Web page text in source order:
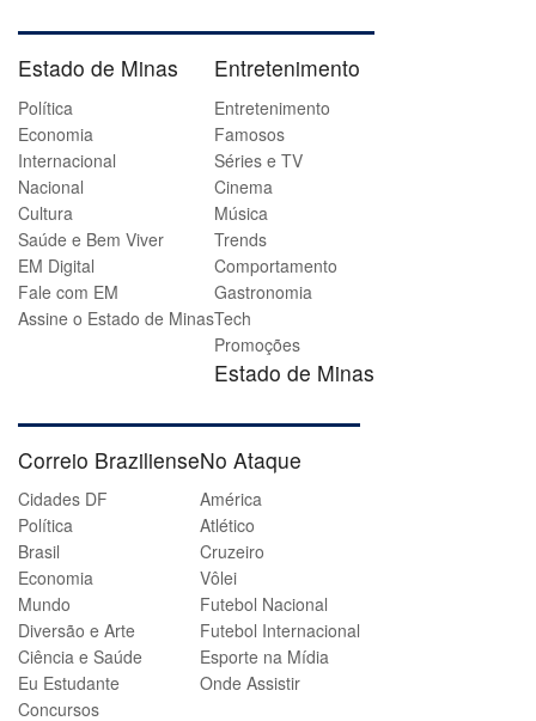
Estado de Minas
Política
Economia
Internacional
Nacional
Cultura
Saúde e Bem Viver
EM Digital
Fale com EM
Assine o Estado de Minas
Entretenimento
Entretenimento
Famosos
Séries e TV
Cinema
Música
Trends
Comportamento
Gastronomia
Tech
Promoções
Estado de Minas
Correio Braziliense
Cidades DF
Política
Brasil
Economia
Mundo
Diversão e Arte
Ciência e Saúde
Eu Estudante
Concursos
No Ataque
América
Atlético
Cruzeiro
Vôlei
Futebol Nacional
Futebol Internacional
Esporte na Mídia
Onde Assistir